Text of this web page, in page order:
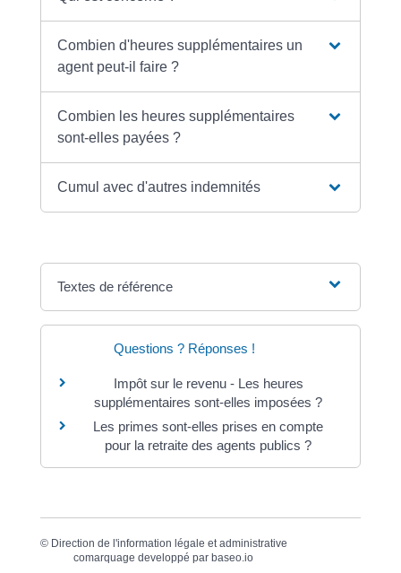
Combien d'heures supplémentaires un
agent peut-il faire ?
Combien les heures supplémentaires
sont-elles payées ?
Cumul avec d'autres indemnités
Textes de référence
Questions ? Réponses !
Impôt sur le revenu - Les heures
supplémentaires sont-elles imposées ?
Les primes sont-elles prises en compte
pour la retraite des agents publics ?
© Direction de l'information légale et administrative
comarquage developpé parbaseo.io